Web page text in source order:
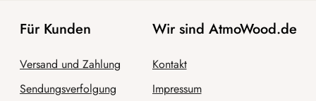
Für Kunden
Versand und Zahlung
Sendungsverfolgung
Wir sind AtmoWood.de
Kontakt
Impressum